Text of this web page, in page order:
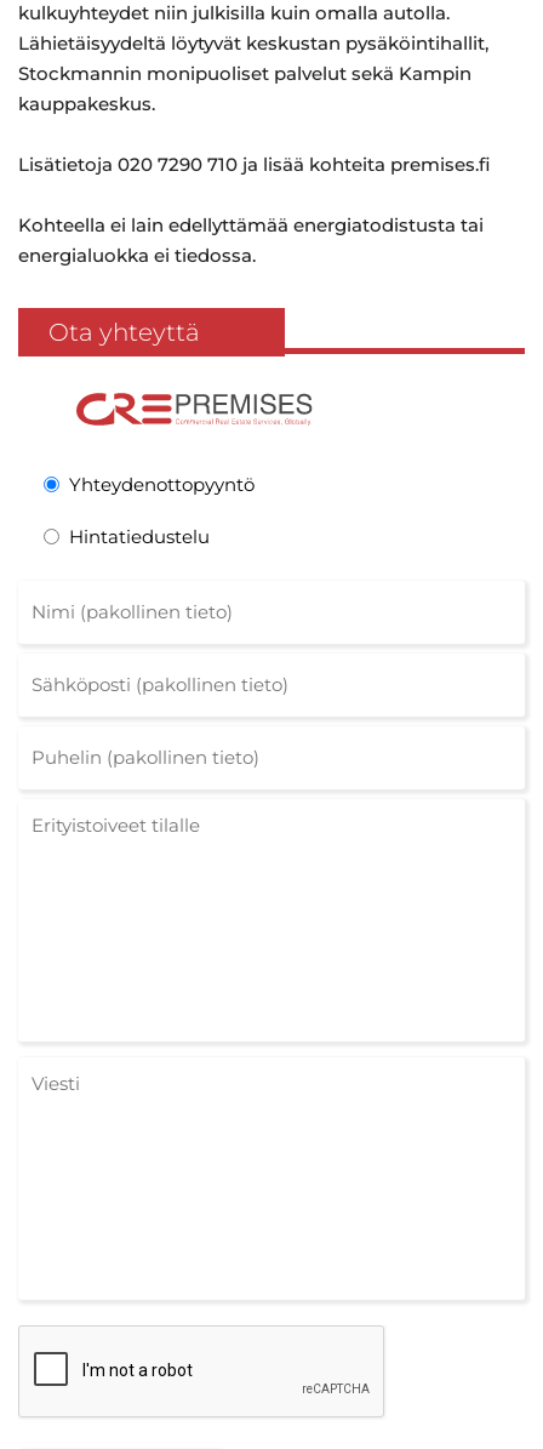
kulkuyhteydet niin julkisilla kuin omalla autolla.
Lähietäisyydeltä löytyvät keskustan pysäköintihallit,
Stockmannin monipuoliset palvelut sekä Kampin
kauppakeskus.
Lisätietoja 020 7290 710 ja lisää kohteita premises.fi
Kohteella ei lain edellyttämää energiatodistusta tai
energialuokka ei tiedossa.
Ota yhteyttä
Yhteydenottopyyntö
Hintatiedustelu